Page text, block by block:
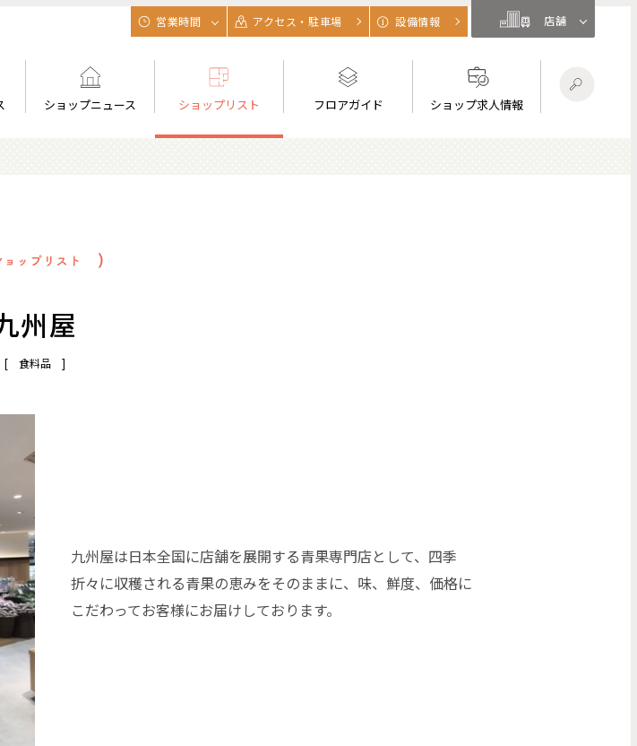
ショップニュース ショップリスト フロアガイド ショップ求人情報
営業時間 アクセス・駐車場 設備情報 店舗
州屋
[ 食料品 ]
九州屋は日本全国に店舗を展開する青果専門店として、四季
折々に収穫される青果の恵みをそのままに、味、鮮度、価格に
こだわってお客様にお届けしております。